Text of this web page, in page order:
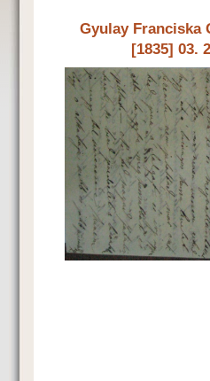
Gyulay Franciska
[1835] 03.